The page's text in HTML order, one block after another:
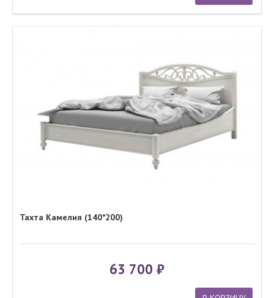
Тахта Камелия (140*200)
63 700